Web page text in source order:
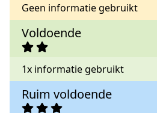
Geen informatie gebruikt
Voldoende
1x informatie gebruikt
Ruim voldoende